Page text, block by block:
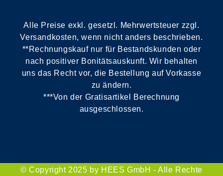
Alle Preise exkl. gesetzl. Mehrwertsteuer zzgl.
Versandkosten, wenn nicht anders beschrieben.
**Rechnungskauf nur für Bestandskunden oder
nach positiver Bonitätsauskunft. Wir behalten
uns das Recht vor, die Bestellung auf Vorkasse
zu ändern.
***Von der Gratisartikel Berechnung
ausgeschlossen.
© Copyright 2025 by HEES GmbH - Alle Rechte